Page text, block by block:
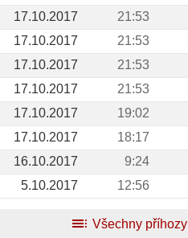
17.10.2017
21:53
17.10.2017 21:53
17.10.2017
21:53
17.10.2017 21:53
17.10.2017
19:02
17.10.2017
18:17
16.10.2017
9:24
5.10.2017
12:56
toc Všechny příhozy